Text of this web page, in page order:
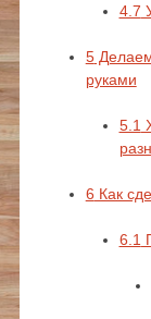
4.7
5Делаем
руками
5.1
6 Как
6.1